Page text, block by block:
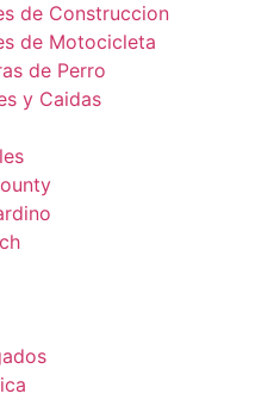
de Construccion
de Motocicleta
de Perro
y Caidas